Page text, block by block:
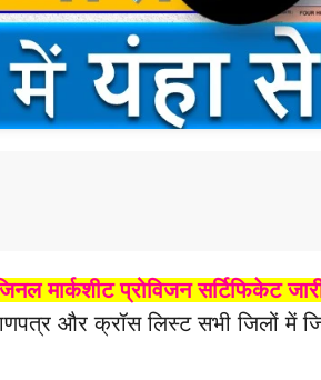
मार्कशीट प्रोविजन सर्टिफिकेट
और क्रॉस लिस्ट सभी जिलों में